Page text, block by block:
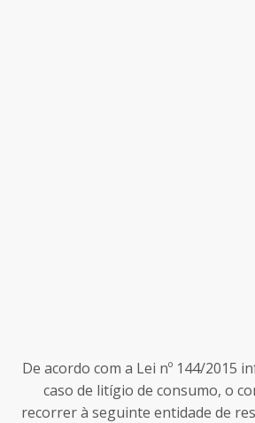
De acordo com a Lei nº 144/2015
caso de litígio de consumo, o
recorrer à seguinte entidade de